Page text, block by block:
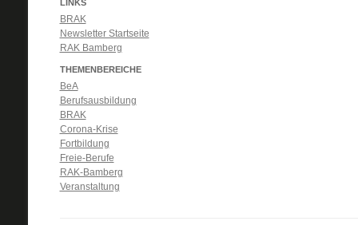
LINKS
BRAK
Newsletter Startseite
RAK Bamberg
THEMENBEREICHE
BeA
Berufsausbildung
BRAK
Corona-Krise
Fortbildung
Freie-Berufe
RAK-Bamberg
Veranstaltung